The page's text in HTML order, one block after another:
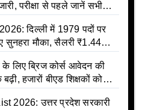
परीक्षा से पहले जानें सभी
दिल्ली में 1979 पदों पर
सुनहरा मौका, सैलरी ₹1.44
लिए ब्रिज कोर्स आवेदन की
हजारों बीएड शिक्षकों को
2026: उत्तर प्रदेश सरकारी